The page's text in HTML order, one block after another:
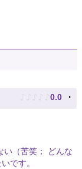
♪ ♪ ♪ ♪ ♪ 0.0
い（苦笑； どんな
です。